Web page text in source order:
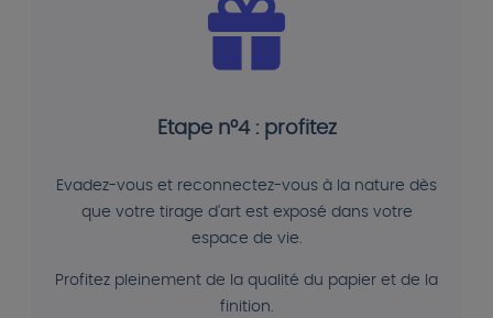
Etape n°4 : profitez
Evadez-vous et reconnectez-vous à la nature dès
que votre tirage d'art est exposé dans votre
espace de vie.
Profitez pleinement de la qualité du papier et de la
finition.